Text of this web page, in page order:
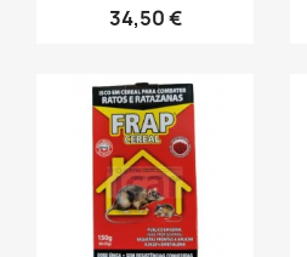
34,50 €